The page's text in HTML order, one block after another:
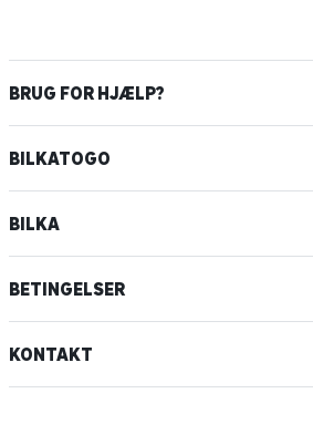
BRUG FOR HJÆLP?
BILKATOGO
BILKA
BETINGELSER
KONTAKT